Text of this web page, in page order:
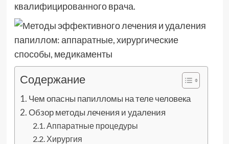
квалифицированного врача.
Содержание
Чем опасны папилломы на теле человека
Обзор методы лечения и удаления
Аппаратные процедуры
Хирургия